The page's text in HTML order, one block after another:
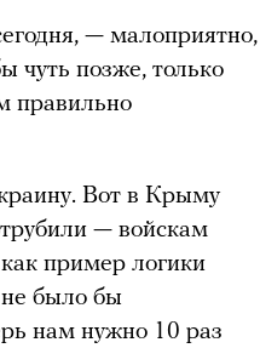
— малоприятно,
чуть позже, только
правильно
Вот в Крыму
— войскам
пример логики
не было бы
нам нужно 10 раз